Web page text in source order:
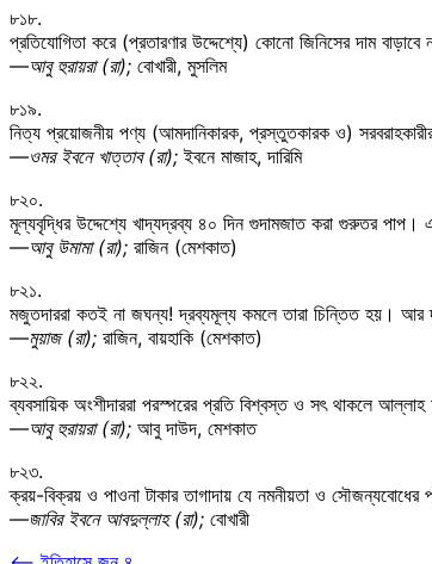
৮১৮.
প্রতিযোগিতা করে (প্রতারণার উদ্দেশ্যে) কোনো জিনিসের দাম বাড়াবে
—আবু হুরায়রা (রা); বোখারী, মুসলিম
৮১৯.
নিত্য প্রয়োজনীয় পণ্য (আমদানিকারক, প্রস্তুতকারক ও)
—ওমর ইবনে খাত্তাব (রা);ইবনে মাজাহ, দারিমি
৮২০.
মূল্যবৃদ্ধির উদ্দেশ্যে খাদ্যদ্রব্য ৪০ দিন গুদামজাত করা গুরুতর
—আবু উমামা (রা); রাজিন (মেশকাত)
৮২১.
মজুতদাররা কতই না জঘন্য! দ্রব্যমূল্য কমলে তারা চিন্তিত হয়। আর
—মুয়াজ (রা); রাজিন, বায়হাকি (মেশকাত)
৮২২.
ব্যবসায়িক অংশীদাররা পরস্পরের প্রতি বিশ্বস্ত ও সৎ থাকলে
—আবু হুরায়রা (রা); আবু দাউদ, মেশকাত
৮২৩.
ক্রয়-বিক্রয় ও পাওনা টাকার তাগাদায় যে নমনীয়তা ও
—জাবির ইবনে আবদুল্লাহ (রা); বোখারী